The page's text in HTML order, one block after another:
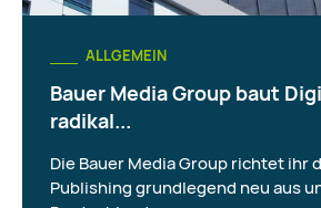
ALLGEMEIN
Bauer Media Group baut
radikal...
Die Bauer Media Group richtet ihr
Publishing grundlegend neu aus